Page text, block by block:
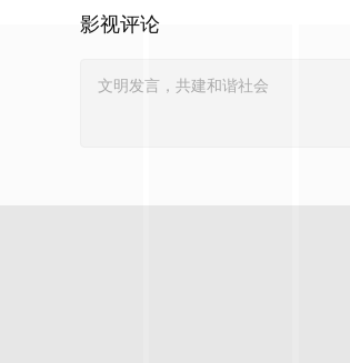
影视评论